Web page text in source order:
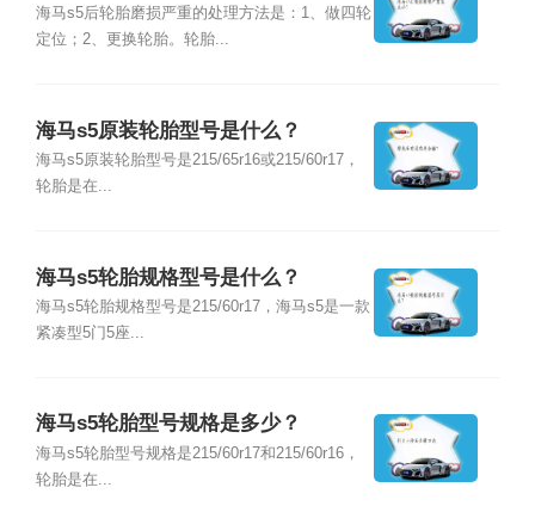
海马s5后轮胎磨损严重的处理方法是：1、做四轮
定位；2、更换轮胎。轮胎...
海马s5原装轮胎型号是什么？
海马s5原装轮胎型号是215/65r16或215/60r17，
轮胎是在...
海马s5轮胎规格型号是什么？
海马s5轮胎规格型号是215/60r17，海马s5是一款
紧凑型5门5座...
海马s5轮胎型号规格是多少？
海马s5轮胎型号规格是215/60r17和215/60r16，
轮胎是在...